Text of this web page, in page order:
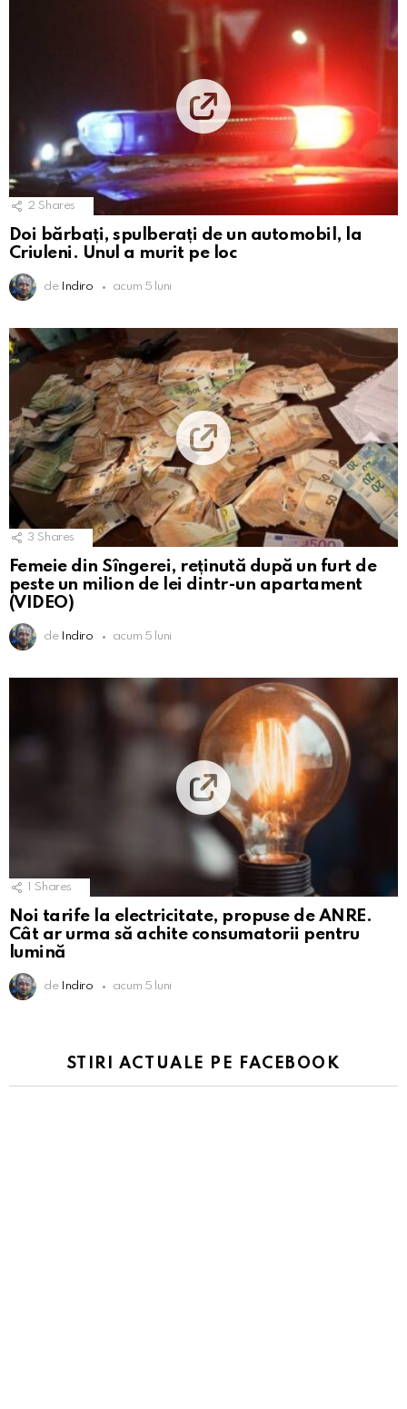
2 Shares
Doi bărbați, spulberați de un automobil, la
Criuleni. Unul a murit pe loc
de Indiro acum 5 luni
3 Shares
Femeie din Sîngerei, reținută după un furt de
peste un milion de lei dintr-un apartament
(VIDEO)
de Indiro acum 5 luni
Shares
Noi tarife la electricitate, propuse de ANRE.
Cât ar urma să achite consumatorii pentru
lumină
de Indiro acum 5 luni
STIRI ACTUALE PE FACEBOOK